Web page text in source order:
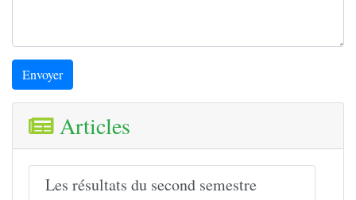
Envoyer
Articles
Les résultats du second semestre